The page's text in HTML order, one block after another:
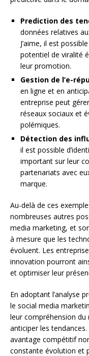
Prediction des
données relatives
J’aime, il est
potentiel de viralité
leur promotion.
Gestion de l’e-
en ligne et en
entreprise peut
réseaux sociaux et
polémiques.
Détection des
il est possible
important sur leur
partenariats avec
marque.
Au-delà de ces
nombreuses autres
media marketing, et
à mesure que les
évoluent. Les
innovation pourront
et optimiser leur
En adoptant l’analyse
le social media
leur compréhension
anticiper les
avantage compétitif
constante évolution et